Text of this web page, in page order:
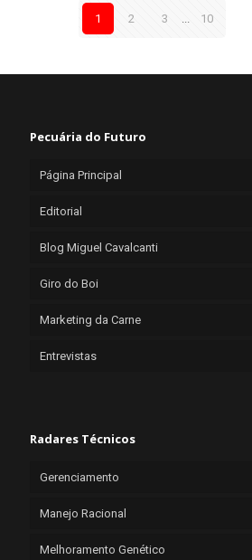
1 2 3 10
Pecuária do Futuro
Página Principal
Editorial
Blog Miguel Cavalcanti
Giro do Boi
Marketing da Carne
Entrevistas
Radares Técnicos
Gerenciamento
Manejo Racional
Melhoramento Genético